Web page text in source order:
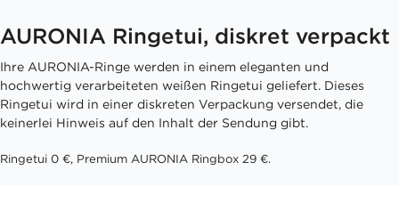
AURONIA Ringetui, diskret verpackt
Ihre AURONIA-Ringe werden in einem eleganten und
hochwertig verarbeiteten weißen Ringetui geliefert. Dieses
Ringetui wird in einer diskreten Verpackung versendet, die
keinerlei Hinweis auf den Inhalt der Sendung gibt.
Ringetui 0 €, Premium AURONIA Ringbox 29 €.